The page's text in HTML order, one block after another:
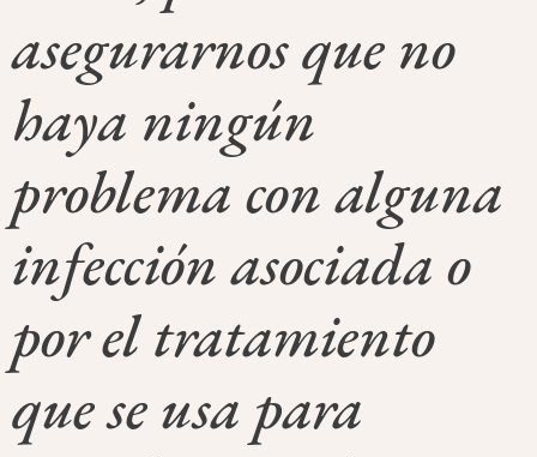
asegurarnos que no
haya ningún
problema con alguna
infección asociada o
por el tratamiento
que se usa para